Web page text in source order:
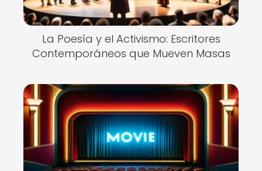
La Poesía y el Activismo: Escritores
Contemporáneos que Mueven Masas